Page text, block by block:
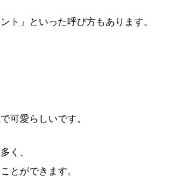
ト」といった呼び方もあります。
可愛らしいです。
く、
とができます。